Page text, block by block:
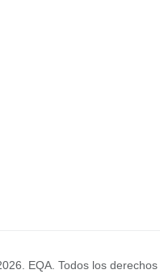
EQA. Todos los